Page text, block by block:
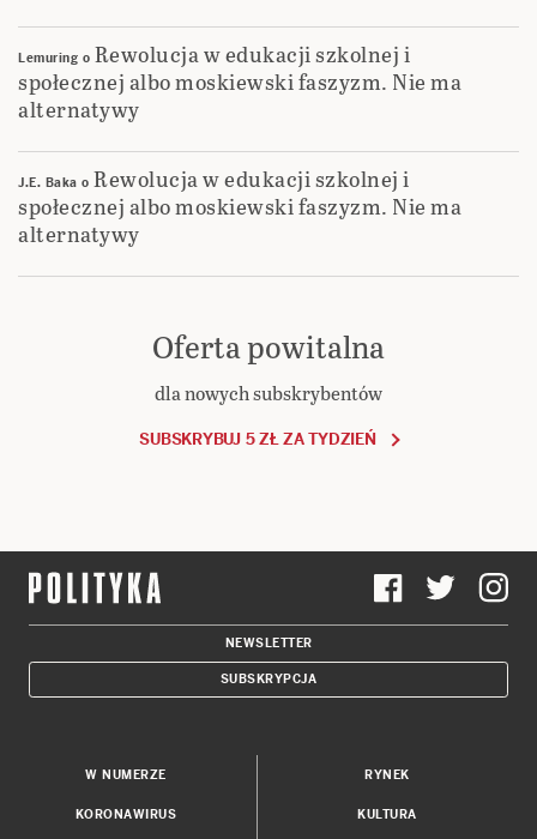
Lemuring o Rewolucja w edukacji szkolnej i
społecznej albo moskiewski faszyzm. Nie ma
alternatywy
J.E. Baka o Rewolucja w edukacji szkolnej i
społecznej albo moskiewski faszyzm. Nie ma
alternatywy
Oferta powitalna
dla nowych subskrybentów
SUBSKRYBUJ 5 ZŁ ZA TYDZIEŃ
NEWSLETTER
SUBSKRYPCJA
W NUMERZE
KORONAWIRUS
RYNEK
KULTURA